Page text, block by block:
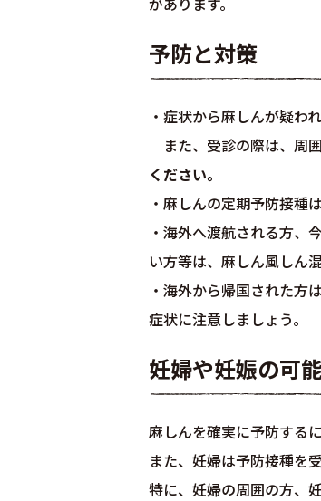
予防と対策
・症状から麻しんが疑わ
また、受診の際は、周
ください。
・麻しんの定期予防接種
・海外へ渡航される方、
い方等は、麻しん風しん
・海外から帰国された方
症状に注意しましょう。
妊婦や妊娠の可
麻しんを確実に予防する
また、妊婦は予防接種を
特に、妊婦の周囲の方、